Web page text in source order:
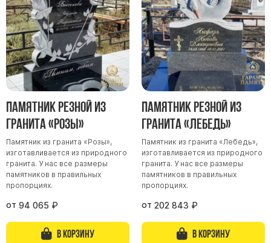
Памятники сыну
Памятники вертикальные
Памятники врачу
Памятники горизонтальные
Памятники классические
Памятники красивые
Памятники Православные
Памятники прямоугольные
Памятники с воздушным креcтом
Памятники с колоннами
Памятник резной из
гранита «Розы»
Памятник из гранита «Розы»,
изготавливается из природного
гранита. У нас все размеры
памятников в правильных
пропорциях.
от 94 065 ₽
В корзину
Памятник резной из
гранита «Лебедь»
Памятник из гранита «Лебедь»,
изготавливается из природного
гранита. У нас все размеры
памятников в правильных
пропорциях.
от 202 843 ₽
В корзину